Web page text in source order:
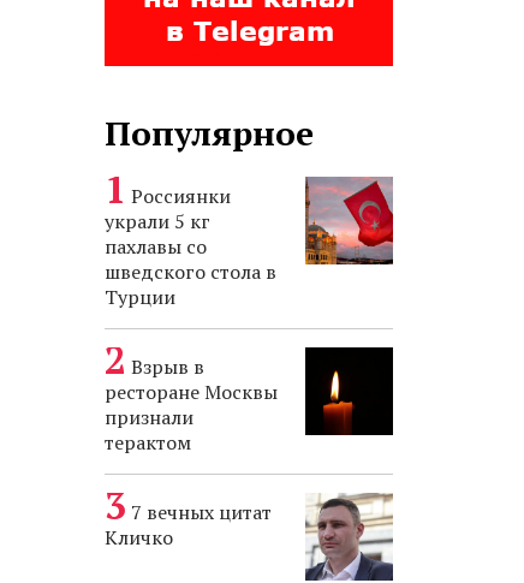
Популярное
Россиянки
украли 5 кг
пахлавы со
шведского стола в
Турции
Взрыв в
ресторане Москвы
признали
терактом
7 вечных цитат
Кличко